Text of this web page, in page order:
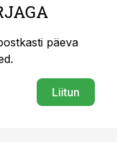
päeva
Liitun